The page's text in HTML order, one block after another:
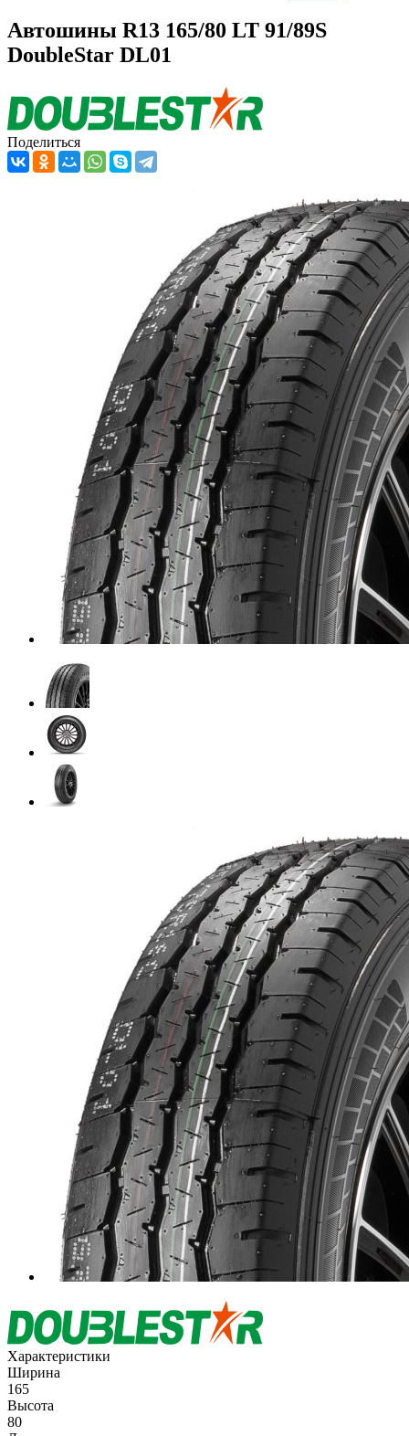
Автошины R13 165/80 LT 91/89S
DoubleStar DL01
Поделиться
Характеристики
Ширина
165
Высота
80